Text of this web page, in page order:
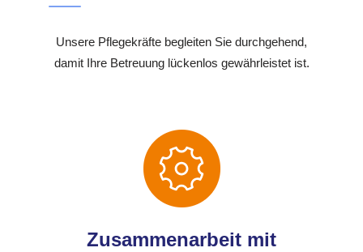
Unsere Pflegekräfte begleiten Sie durchgehend,
damit Ihre Betreuung lückenlos gewährleistet ist.
Zusammenarbeit mit